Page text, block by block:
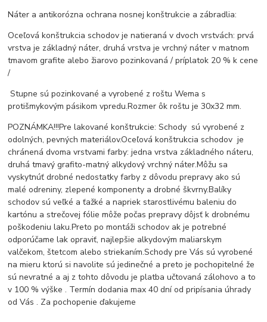
Náter a antikorózna ochrana nosnej konštrukcie a zábradlia:
Oceľová konštrukcia schodov je natieraná v dvoch vrstvách: prvá
vrstva je základný náter, druhá vrstva je vrchný náter v matnom
tmavom grafite alebo žiarovo pozinkovaná / príplatok 20 % k cene
/
Stupne sú pozinkované a vyrobené z roštu Wema s
protišmykovým pásikom vpredu.Rozmer ôk roštu je 30x32 mm.
POZNÁMKA!!!Pre lakované konštrukcie: Schody sú vyrobené z
odolných, pevných materiálov.Oceľová konštrukcia schodov je
chránená dvoma vrstvami farby: jedna vrstva základného náteru,
druhá tmavý grafito-matný alkydový vrchný náter.Môžu sa
vyskytnúť drobné nedostatky farby z dôvodu prepravy ako sú
malé odreniny, zlepené komponenty a drobné škvrny.Balíky
schodov sú veľké a ťažké a napriek starostlivému baleniu do
kartónu a strečovej fólie môže počas prepravy dôjsť k drobnému
poškodeniu laku.Preto po montáži schodov ak je potrebné
odporúčame lak opraviť, najlepšie alkydovým maliarskym
valčekom, štetcom alebo striekaním.Schody pre Vás sú vyrobené
na mieru ktorú si navolite sú jedinečné a preto je pochopitelné že
sú nevratné a aj z tohto dôvodu je platba učtovaná zálohovo a to
v 100 % výške . Termín dodania max 40 dní od pripísania úhrady
od Vás . Za pochopenie ďakujeme